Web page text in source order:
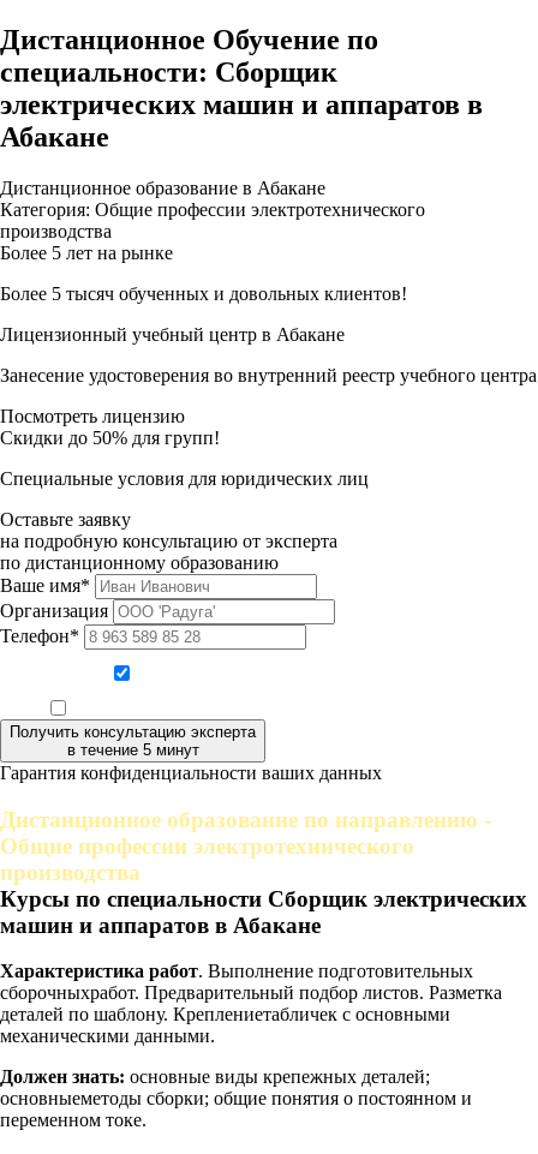
Дистанционное Обучение по
специальности: Сборщик
электрических машин и аппаратов в
Абакане
Дистанционное образование в Абакане
Категория: Общие профессии электротехнического
производства
Более 5 лет на рынке
Более 5 тысяч обученных и довольных клиентов!
Лицензионный учебный центр в Абакане
Занесение удостоверения во внутренний реестр учебного центра
Посмотреть лицензию
Скидки до 50% для групп!
Специальные условия для юридических лиц
Оставьте заявку
на подробную консультацию от эксперта
по дистанционному образованию
Ваше имя*
Организация
Телефон*
Получить консультацию эксперта
в течение 5 минут
Гарантия конфиденциальности ваших данных
Дистанционное образование по направлению -
Общие профессии электротехнического
производства
Курсы по специальности Сборщик электрических
машин и аппаратов в Абакане
Характеристика работ. Выполнение подготовительных
сборочныхработ. Предварительный подбор листов. Разметка
деталей по шаблону. Креплениетабличек с основными
механическими данными.
Должен знать: основные виды крепежных деталей;
основныеметоды сборки; общие понятия о постоянном и
переменном токе.